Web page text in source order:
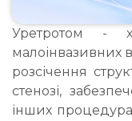
Уретротом -
малоінвазивних
розсічення
стенозі,
інших